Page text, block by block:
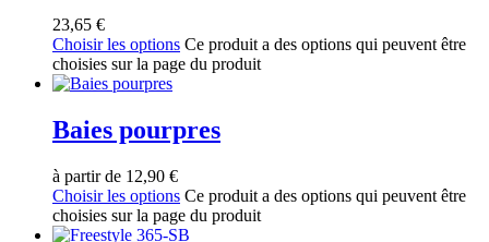
23,65 €
Choisir les options Ce produit a des options qui peuvent être
choisies sur la page du produit
Baies pourpres
à partir de 12,90 €
Choisir les options Ce produit a des options qui peuvent être
choisies sur la page du produit